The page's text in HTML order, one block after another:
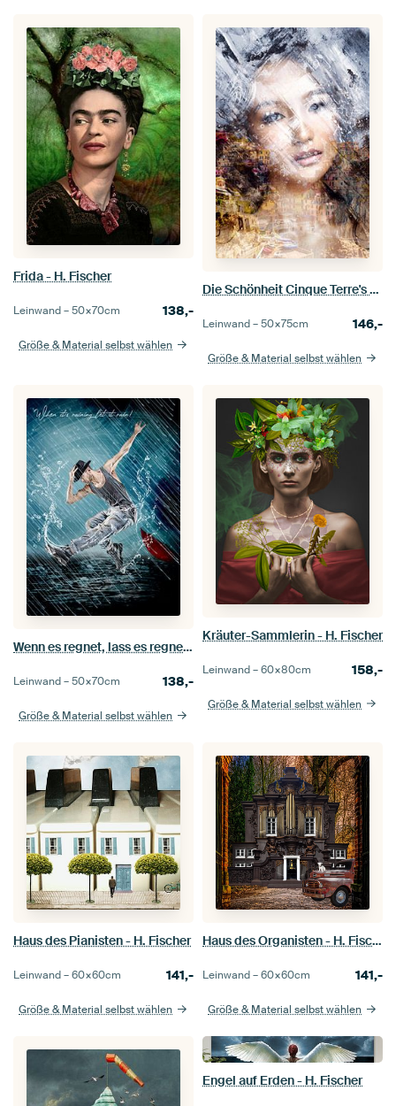
Frida - H. Fischer
Leinwand –50×70cm 138,-
Größe & Material selbst wählen
Die Schönheit Cinque Terre's - H. Fischer
Leinwand –50×75cm 146,-
Größe & Material selbst wählen
Wenn es regnet, lass es regnen! - H. Fischer
Leinwand –50×70cm 138,-
Größe & Material selbst wählen
Kräuter-Sammlerin - H. Fischer
Leinwand –60×80cm 158,-
Größe & Material selbst wählen
Haus des Pianisten - H. Fischer
Leinwand –60×60cm 141,-
Größe & Material selbst wählen
Haus des Organisten - H. Fischer
Leinwand –60×60cm 141,-
Größe & Material selbst wählen
Engel auf Erden - H. Fischer